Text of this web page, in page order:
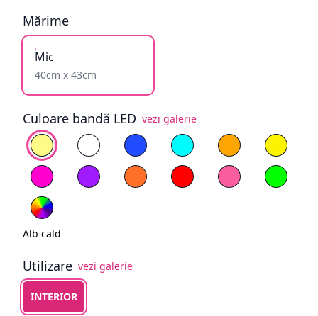
Mărime
Mic
40cm x 43cm
Culoare bandă LED vezi galerie
Alege culoare
Alb cald Alb rece Albastru Cyan Galben
Magenta
Mov PortocaliuRoșu Roz deschisVerde
RGB
Alb cald
Utilizare vezi galerie
Alege tipul de utilizare
INTERIOR